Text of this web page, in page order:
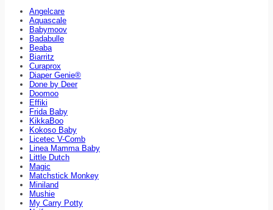
Angelcare
Aquascale
Babymoov
Badabulle
Beaba
Biarritz
Curaprox
Diaper Genie®
Done by Deer
Doomoo
Effiki
Frida Baby
KikkaBoo
Kokoso Baby
Licetec V-Comb
Linea Mamma Baby
Little Dutch
Magic
Matchstick Monkey
Miniland
Mushie
My Carry Potty